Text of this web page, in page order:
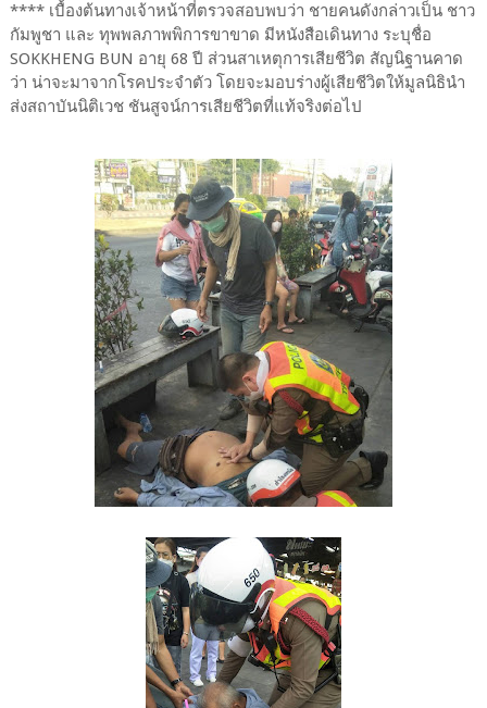
**** เบื้องต้นทางเจ้าหน้าที่ตรวจสอบพบว่า ชายคนดังกล่าวเป็น ชาว
กัมพูชา และ ทุพพลภาพพิการขาขาด มีหนังสือเดินทาง ระบุชื่อ
SOKKHENG BUN อายุ 68 ปี ส่วนสาเหตุการเสียชีวิต สัญนิฐานคาด
ว่า น่าจะมาจากโรคประจำตัว โดยจะมอบร่างผู้เสียชีวิตให้มูลนิธินำ
ส่งสถาบันนิติเวช ชันสูจน์การเสียชีวิตที่แท้จริงต่อไป